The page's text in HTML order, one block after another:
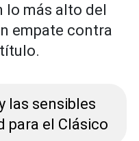
lo más alto del
empate contra
las sensibles
para el Clásico